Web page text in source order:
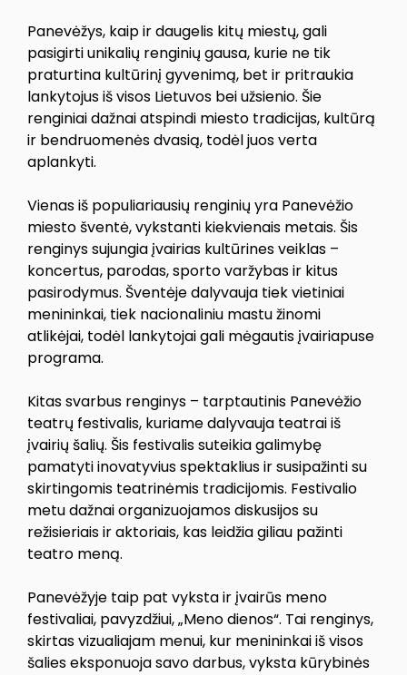
Panevėžys, kaip ir daugelis kitų miestų, gali
pasigirti unikalių renginių gausa, kurie ne tik
praturtina kultūrinį gyvenimą, bet ir pritraukia
lankytojus iš visos Lietuvos bei užsienio. Šie
renginiai dažnai atspindi miesto tradicijas, kultūrą
ir bendruomenės dvasią, todėl juos verta
aplankyti.
Vienas iš populiariausių renginių yra Panevėžio
miesto šventė, vykstanti kiekvienais metais. Šis
renginys sujungia įvairias kultūrines veiklas –
koncertus, parodas, sporto varžybas ir kitus
pasirodymus. Šventėje dalyvauja tiek vietiniai
menininkai, tiek nacionaliniu mastu žinomi
atlikėjai, todėl lankytojai gali mėgautis įvairiapuse
programa.
Kitas svarbus renginys – tarptautinis Panevėžio
teatrų festivalis, kuriame dalyvauja teatrai iš
įvairių šalių. Šis festivalis suteikia galimybę
pamatyti inovatyvius spektaklius ir susipažinti su
skirtingomis teatrinėmis tradicijomis. Festivalio
metu dažnai organizuojamos diskusijos su
režisieriais ir aktoriais, kas leidžia giliau pažinti
teatro meną.
Panevėžyje taip pat vyksta ir įvairūs meno
festivaliai, pavyzdžiui, „Meno dienos“. Tai renginys,
skirtas vizualiajam menui, kur menininkai iš visos
šalies eksponuoja savo darbus, vyksta kūrybinės